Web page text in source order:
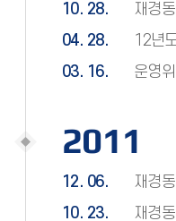
10. 28.
재경
04. 28.
12년
03. 16.
운영
2011
12. 06.
재경
10. 23.
재경